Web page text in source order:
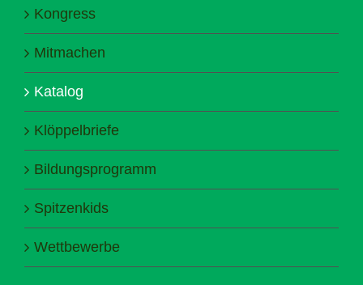
Kongress
Mitmachen
Katalog
Klöppelbriefe
Bildungsprogramm
Spitzenkids
Wettbewerbe